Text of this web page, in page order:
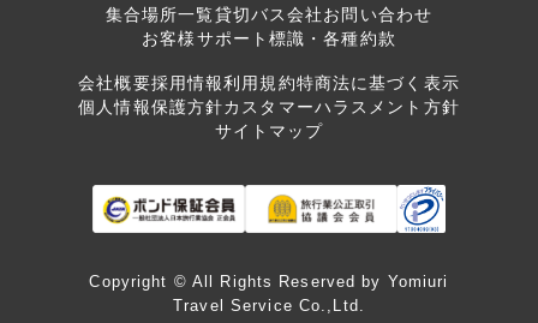
集合場所一覧貸切バス会社お問い合わせ
お客様サポート 標識・各種約款
会社概要採用情報利用規約特商法に基づく表示
個人情報保護方針カスタマーハラスメント方針
サイトマップ
Copyright © All Rights Reserved by Yomiuri
Travel Service Co.,Ltd.